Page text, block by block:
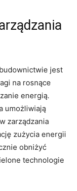
‍jest
na⁤ rosnące
energią.
umożliwiają
zarządzania
zużycia energii
obniżyć
technologie